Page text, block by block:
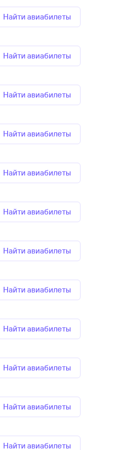
Найти авиабилеты
Найти авиабилеты
Найти авиабилеты
Найти авиабилеты
Найти авиабилеты
Найти авиабилеты
Найти авиабилеты
Найти авиабилеты
Найти авиабилеты
Найти авиабилеты
Найти авиабилеты
Найти авиабилеты